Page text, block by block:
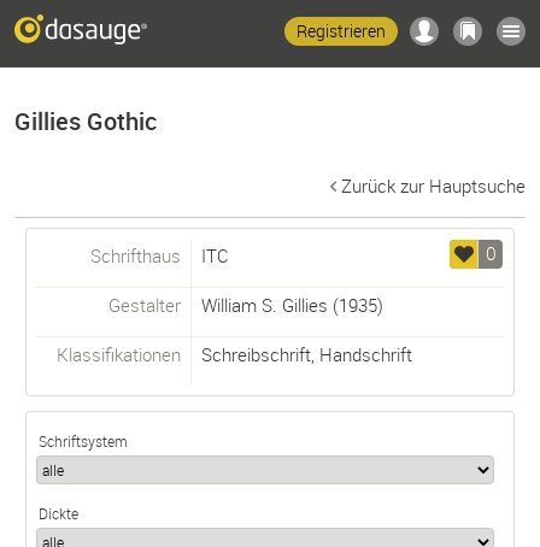
Registrieren
Gillies Gothic
Zurück zur Hauptsuche
0
Schrifthaus ITC
Gestalter William S. Gillies (1935)
Klassifikationen Schreibschrift, Handschrift
Schriftsystem
Dickte